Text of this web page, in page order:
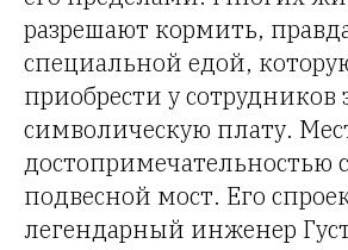
разрешают кормить,
специальной едой,
приобрести у сотрудников
символическую плату.
достопримечательностью
подвесной мост. Его
легендарный инженер